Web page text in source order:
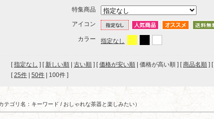
特集商品
アイコン
カラー 指定なし
[指定なし ] [ 新しい順 古い順 ] [価格が安い順 | 価格が高い順 ] [商品名順 ] [
[ 25件 50件 100件 ]
テゴリ名：キーワード / おしゃれな茶器と楽しみたい）